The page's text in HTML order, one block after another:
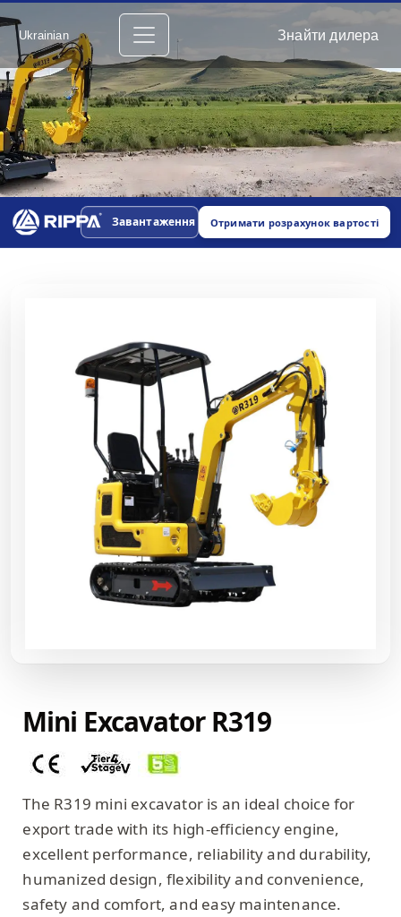
Ukrainian Знайти дилера
Завантаження Отримати розрахунок вартості
Mini Excavator R319
The R319 mini excavator is an ideal choice for
export trade with its high-efficiency engine,
excellent performance, reliability and durability,
humanized design, flexibility and convenience,
safety and comfort, and easy maintenance.